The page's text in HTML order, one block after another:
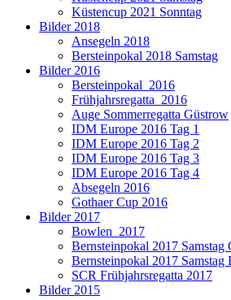
Küstencup 2021 Sonntag
Bilder 2018
Ansegeln 2018
Bersteinpokal 2018 Samstag
Bilder 2016
Bersteinpokal_2016
Frühjahrsregatta_2016
Auge Sommerregatta Güstrow
IDM Europe 2016 Tag 1
IDM Europe 2016 Tag 2
IDM Europe 2016 Tag 3
IDM Europe 2016 Tag 4
Absegeln 2016
Gothaer Cup 2016
Bilder 2017
Bowlen_2017
Bernsteinpokal 2017 Samstag
Bernsteinpokal 2017 Samstag
SCR Frühjahrsregatta 2017
Bilder 2015